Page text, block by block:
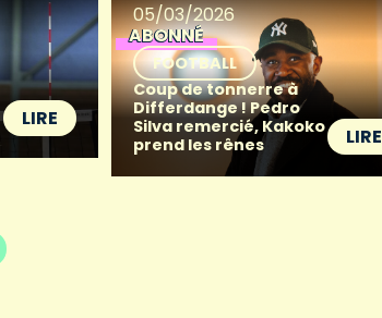
LIRE
05/03/2026
ABONNÉ
FOOTBALL
Coup de tonnerre à
Differdange ! Pedro
Silva remercié, Kakoko
prend les rênes
LIRE